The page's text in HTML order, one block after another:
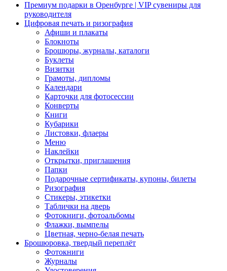
Премиум подарки в Оренбурге | VIP сувениры для
руководителя
Цифровая печать и ризография
Афиши и плакаты
Блокноты
Брошюры, журналы, каталоги
Буклеты
Визитки
Грамоты, дипломы
Календари
Карточки для фотосессии
Конверты
Книги
Кубарики
Листовки, флаеры
Меню
Наклейки
Открытки, приглашения
Папки
Подарочные сертификаты, купоны, билеты
Ризография
Стикеры, этикетки
Таблички на дверь
Фотокниги, фотоальбомы
Флажки, вымпелы
Цветная, черно-белая печать
Брошюровка, твердый переплёт
Фотокниги
Журналы